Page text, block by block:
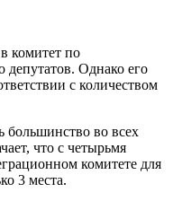
комитет по
депутатов. Однако его
с количеством
большинство во всех
что с четырьмя
комитете для
3 места.